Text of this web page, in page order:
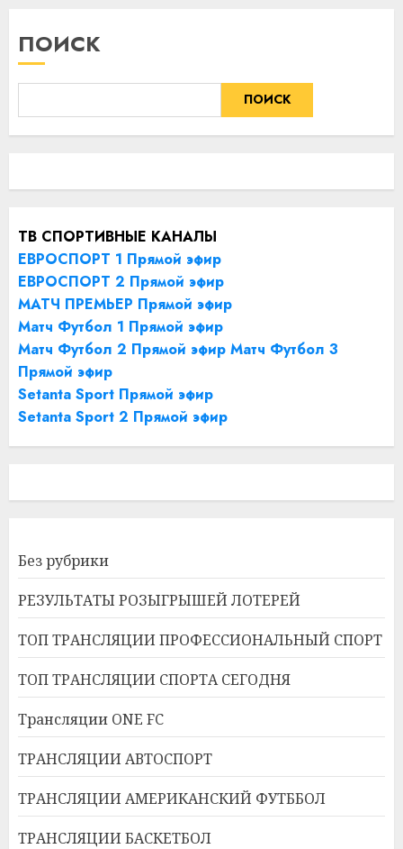
ПОИСК
ПОИСК
ТВ СПОРТИВНЫЕ КАНАЛЫ
ЕВРОСПОРТ 1 Прямой эфир
ЕВРОСПОРТ 2 Прямой эфир
МАТЧ ПРЕМЬЕР Прямой эфир
Матч Футбол 1 Прямой эфир
Матч Футбол 2 Прямой эфир Матч Футбол 3
Прямой эфир
Setanta Sport Прямой эфир
Setanta Sport 2 Прямой эфир
Без рубрики
РЕЗУЛЬТАТЫ РОЗЫГРЫШЕЙ ЛОТЕРЕЙ
ТОП ТРАНСЛЯЦИИ ПРОФЕССИОНАЛЬНЫЙ СПОРТ
ТОП ТРАНСЛЯЦИИ СПОРТА СЕГОДНЯ
Трансляции ONE FC
ТРАНСЛЯЦИИ АВТОСПОРТ
ТРАНСЛЯЦИИ АМЕРИКАНСКИЙ ФУТББОЛ
ТРАНСЛЯЦИИ БАСКЕТБОЛ